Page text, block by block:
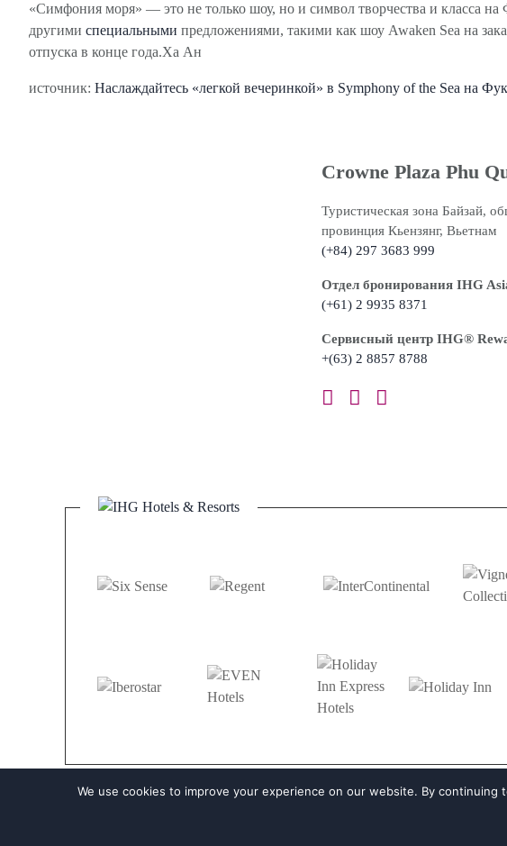
«Симфония моря» — это не только шоу, но и символ творчества и класса
другими специальными предложениями, такими как шоу Awaken Sea на
отпуска в конце года.Ха Ан
источник: Наслаждайтесь «легкой вечеринкой» в Symphony of the Sea на
Crowne Plaza Phu
Туристическая зона Байзай,
провинция Кьензянг, Вьетнам
(+84) 297 3683 999
Отдел бронирования IHG
(+61) 2 9935 8371
Сервисный центр IHG®️
+(63) 2 8857 8788
We use cookies to improve your experience on our website. By